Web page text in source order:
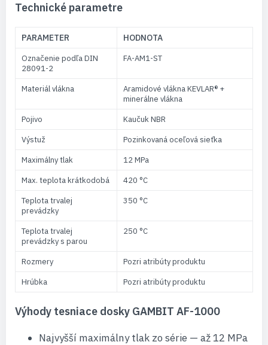
Technické parametre
PARAMETER HODNOTA
Označenie podľa DIN
28091-2
FA-AM1-ST
Materiál vlákna
Aramidové vlákna KEVLAR® +
minerálne vlákna
Pojivo
Kaučuk NBR
Výstuž
Pozinkovaná oceľová sieťka
Maximálny tlak
12 MPa
Max. teplota krátkodobá
420 °C
Teplota trvalej
prevádzky
350 °C
Teplota trvalej
prevádzky s parou
250 °C
Rozmery
Pozri atribúty produktu
Hrúbka
Pozri atribúty produktu
Výhody tesniace dosky GAMBIT AF-1000
Najvyšší maximálny tlak zo série — až 12 MPa